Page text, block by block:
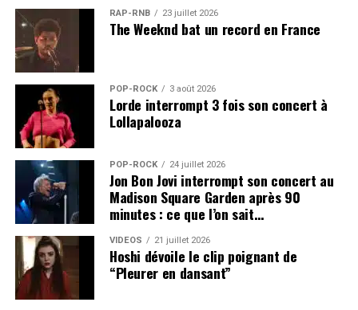
RAP-RNB 23 juillet 2026
The Weeknd bat un record en France
POP-ROCK 3 août 2026
Lorde interrompt 3 fois son concert à
Lollapalooza
POP-ROCK 24 juillet 2026
Jon Bon Jovi interrompt son concert au
Madison Square Garden après 90
minutes : ce que l’on sait…
VIDEOS 21 juillet 2026
Hoshi dévoile le clip poignant de
“Pleurer en dansant”